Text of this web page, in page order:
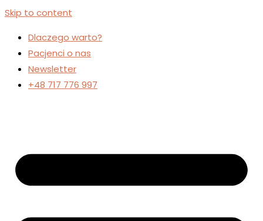
Skip to content
Dlaczego warto?
Pacjenci o nas
Newsletter
+48 717 776 997